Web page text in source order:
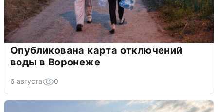
Опубликована карта отключений
воды в Воронеже
6 августа 0